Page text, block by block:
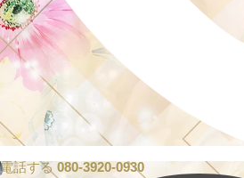
電話する 080-3920-0930